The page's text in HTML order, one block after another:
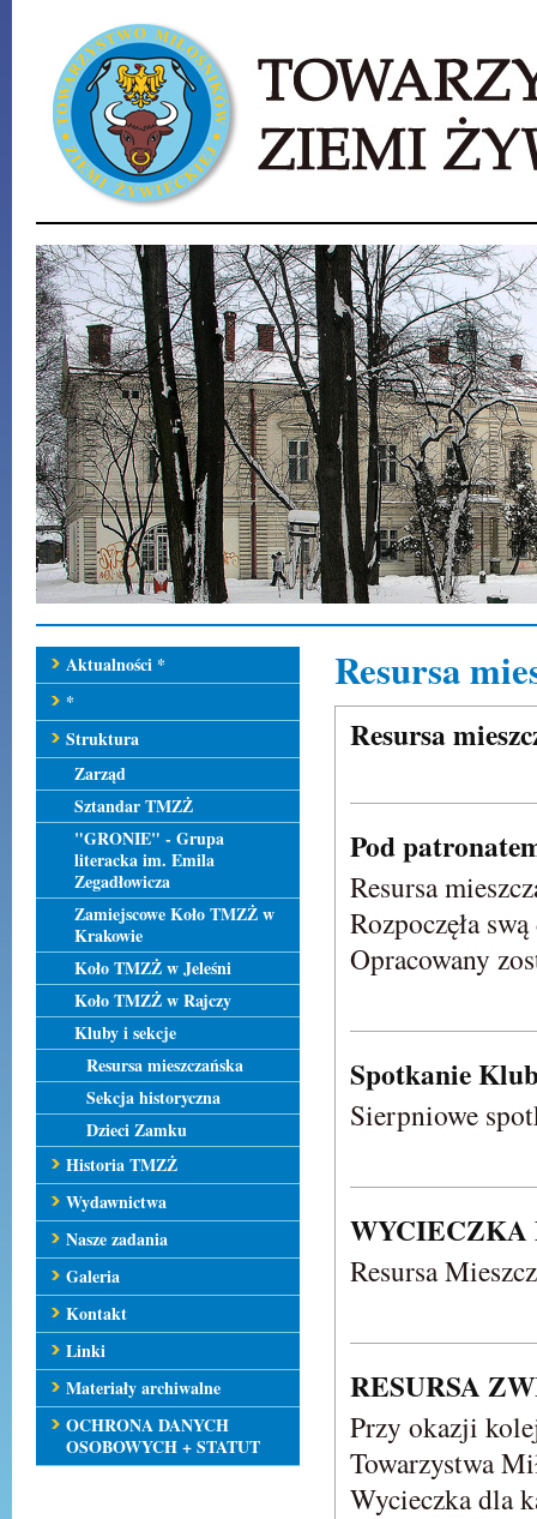
Aktualności *
*
Struktura
Zarząd
Sztandar TMZŻ
"GRONIE" - Grupa
literacka im. Emila
Zegadłowicza
Zamiejscowe Koło TMZŻ w
Krakowie
Koło TMZŻ w Jeleśni
Koło TMZŻ w Rajczy
Kluby i sekcje
Resursa mieszczańska
Sekcja historyczna
Dzieci Zamku
Historia TMZŻ
Wydawnictwa
Nasze zadania
Galeria
Kontakt
Linki
Materiały archiwalne
OCHRONA DANYCH
OSOBOWYCH + STATUT
Resursa
Resursa
Pod
Resursa
Rozpoczęła
Opracowany
Spotkanie
Sierpniowe
Resursa
RESURSA
Przy okazji
Towarzystwa
Wycieczka dla